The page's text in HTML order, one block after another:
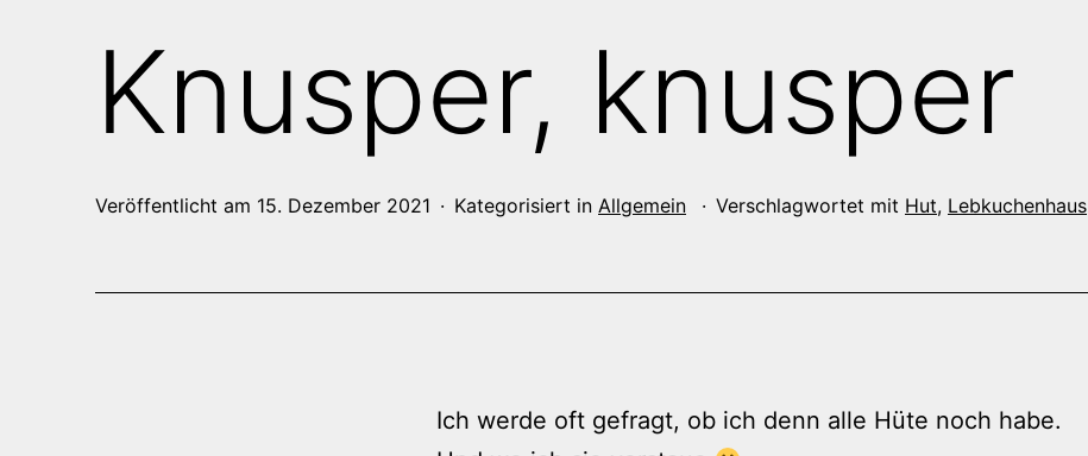
Knusper, knusper
Veröffentlicht am 15. Dezember 2021 Kategorisiert in Allgemein Verschlagwortet mit Hut, Lebkuchenhaus
Ich werde oft gefragt, ob ich denn alle Hüte noch habe.